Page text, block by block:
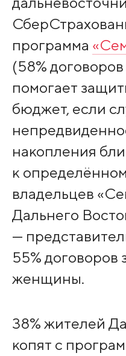
программа
(58%
помогает
бюджет, если
накопления
к
владельцев
Дальнего
—
55% договоров
женщины.
38% жителей
копят с